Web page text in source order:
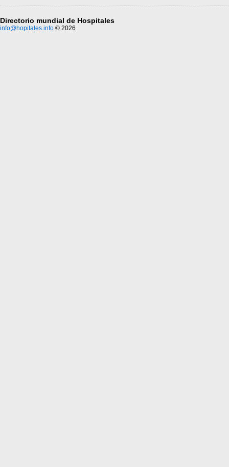
Directorio mundial de Hospitales
info@hopitales.info © 2026